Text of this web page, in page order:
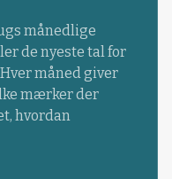
månedlige
de nyeste tal for
måned giver
mærker der
hvordan